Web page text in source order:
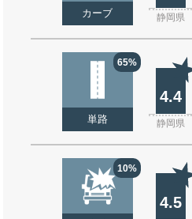
カーブ 静岡県
65%
単路
4.4
静岡県
10%
4.5